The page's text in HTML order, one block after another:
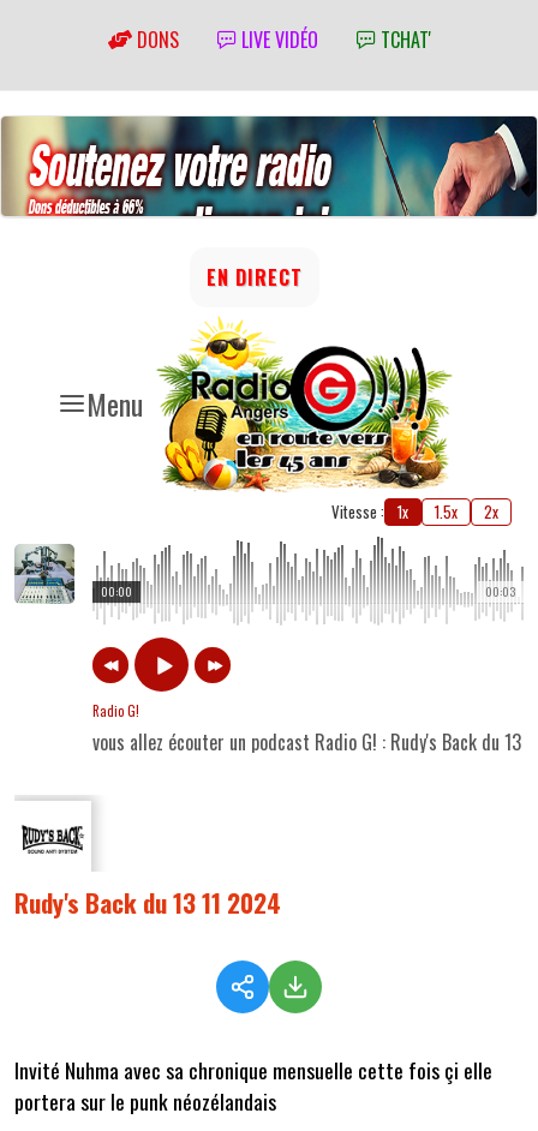
DONS LIVE VIDÉO TCHAT'
Menu
EN DIRECT
Vitesse : 1x 1.5x 2x
00:03
00:00
Radio G!
vous allez écouter un podcast Radio G! : Rudy's Back du 13
Rudy's Back du 13 11 2024
Invité Nuhma avec sa chronique mensuelle cette fois çi elle
portera sur le punk néozélandais